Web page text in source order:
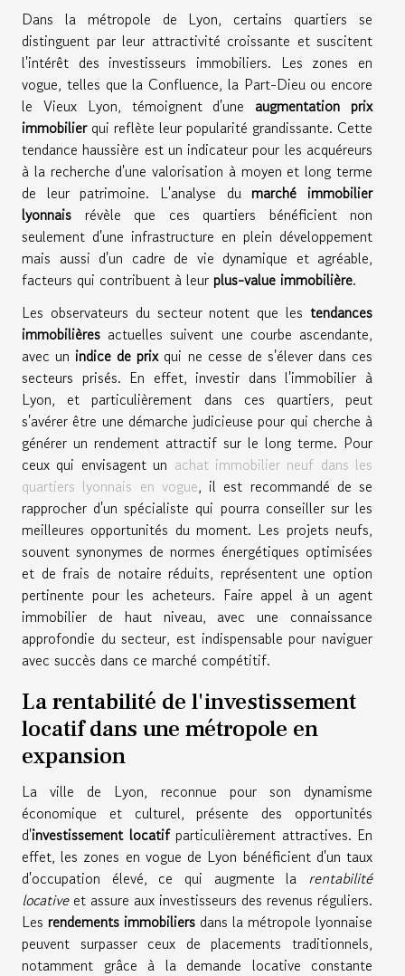
Dans la métropole de Lyon, certains quartiers se
distinguent par leur attractivité croissante et suscitent
l'intérêt des investisseurs immobiliers. Les zones en
vogue, telles que la Confluence, la Part-Dieu ou encore
le Vieux Lyon, témoignent d'une augmentation prix
immobilierqui reflète leur popularité grandissante. Cette
tendance haussière est un indicateur pour les acquéreurs
à la recherche d'une valorisation à moyen et long terme
de leur patrimoine. L'analyse du marché immobilier
lyonnais révèle que ces quartiers bénéficient non
seulement d'une infrastructure en plein développement
mais aussi d'un cadre de vie dynamique et agréable,
facteurs qui contribuent à leur plus-value immobilière.
Les observateurs du secteur notent que les tendances
immobilières actuelles suivent une courbe ascendante,
avec un indice de prixqui ne cesse de s'élever dans ces
secteurs prisés. En effet, investir dans l'immobilier à
Lyon, et particulièrement dans ces quartiers, peut
s'avérer être une démarche judicieuse pour qui cherche à
générer un rendement attractif sur le long terme. Pour
ceux qui envisagent un achat immobilier neuf dans les
quartiers lyonnais en vogue, il est recommandé de se
rapprocher d'un spécialiste qui pourra conseiller sur les
meilleures opportunités du moment. Les projets neufs,
souvent synonymes de normes énergétiques optimisées
et de frais de notaire réduits, représentent une option
pertinente pour les acheteurs. Faire appel à un agent
immobilier de haut niveau, avec une connaissance
approfondie du secteur, est indispensable pour naviguer
avec succès dans ce marché compétitif.
La rentabilité de l'investissement
locatif dans une métropole en
expansion
La ville de Lyon, reconnue pour son dynamisme
économique et culturel, présente des opportunités
d'investissement locatifparticulièrement attractives. En
effet, les zones en vogue de Lyon bénéficient d'un taux
d'occupation élevé, ce qui augmente la rentabilité
locativeet assure aux investisseurs des revenus réguliers.
Les rendements immobiliers dans la métropole lyonnaise
peuvent surpasser ceux de placements traditionnels,
notamment grâce à la demande locative constante